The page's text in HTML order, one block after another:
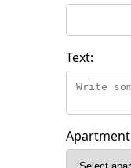
Text:
Apartment